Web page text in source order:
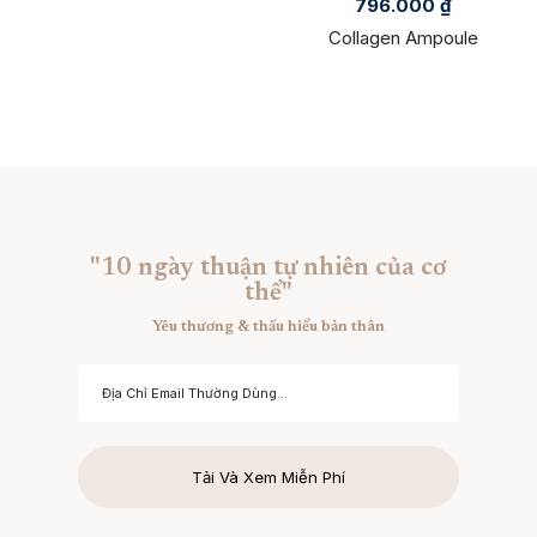
796.000 ₫
Collagen Ampoule
"10 ngày thuận tự nhiên của cơ
thể"
Yêu thương & thấu hiểu bản thân
Tải Và Xem Miễn Phí